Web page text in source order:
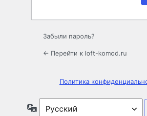
Забыли пароль?
← Перейти к loft-komod.ru
Политика
Язык